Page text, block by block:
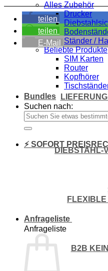
Alles Zubehör
Drucker
Ständer /
Beliebte Produkte
SIM Karten
Router
Kopfhörer
Bundles
Suchen nach:
⚡ SOFORT
Anfrageliste
Anfrageliste
teilen
teilen
E-Mail
DIEBSTAHL-
B2B